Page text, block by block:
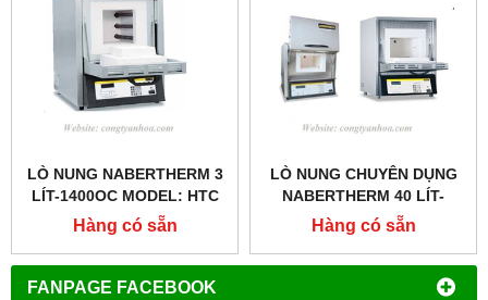
FANPAGE FACEBOOK
LÒ NUNG NABERTHERM 3
LÍT-1400OC MODEL: HTC
03/14
Hàng có sẵn
LÒ NUNG CHUYÊN DỤNG
NABERTHERM 40 LÍT-
1200OC MODEL: L40/12
Hàng có sẵn